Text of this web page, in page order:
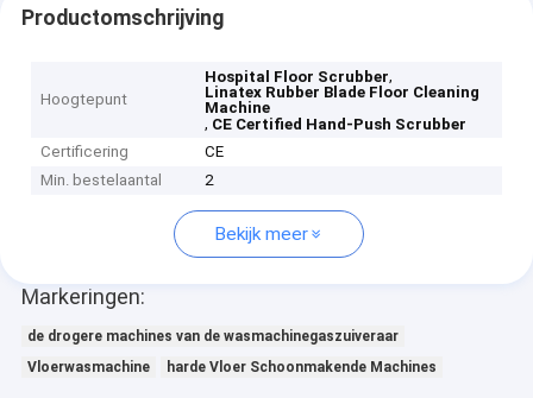
Productomschrijving
Hoogtepunt
Hospital Floor Scrubber,
Linatex Rubber Blade Floor Cleaning
Machine
, CE Certified Hand-Push Scrubber
Certificering
CE
Min. bestelaantal
2
Bekijk meer
Markeringen:
de drogere machines van de wasmachinegaszuiveraar
Vloerwasmachine
harde Vloer Schoonmakende Machines